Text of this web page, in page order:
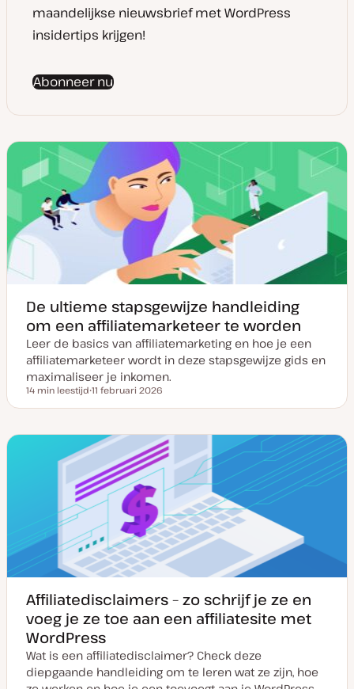
De ultieme stapsgewijze handleiding
om een affiliatemarketeer te worden
Leer de basics van affiliatemarketing en hoe je een
affiliatemarketeer wordt in deze stapsgewijze gids en
maximaliseer je inkomen.
Leestijd
14 min leestijd
a
u
m
v
n
u
p
d
e
11 februari 2026
Affiliatedisclaimers – zo schrijf je ze en
voeg je ze toe aan een affiliatesite met
WordPress
Wat is een affiliatedisclaimer? Check deze
diepgaande handleiding om te leren wat ze zijn, hoe
maandelijkse nieuwsbrief met WordPress
insidertips krijgen!
Abonneer nu